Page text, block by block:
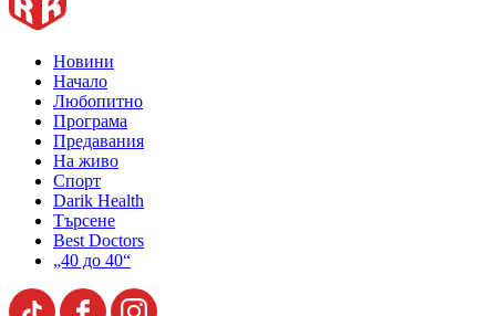
Новини
Начало
Любопитно
Програма
Предавания
На живо
Спорт
Darik Health
Търсене
Best Doctors
„40 до 40“